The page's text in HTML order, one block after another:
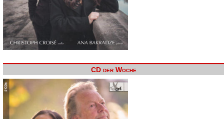
CD der Woche